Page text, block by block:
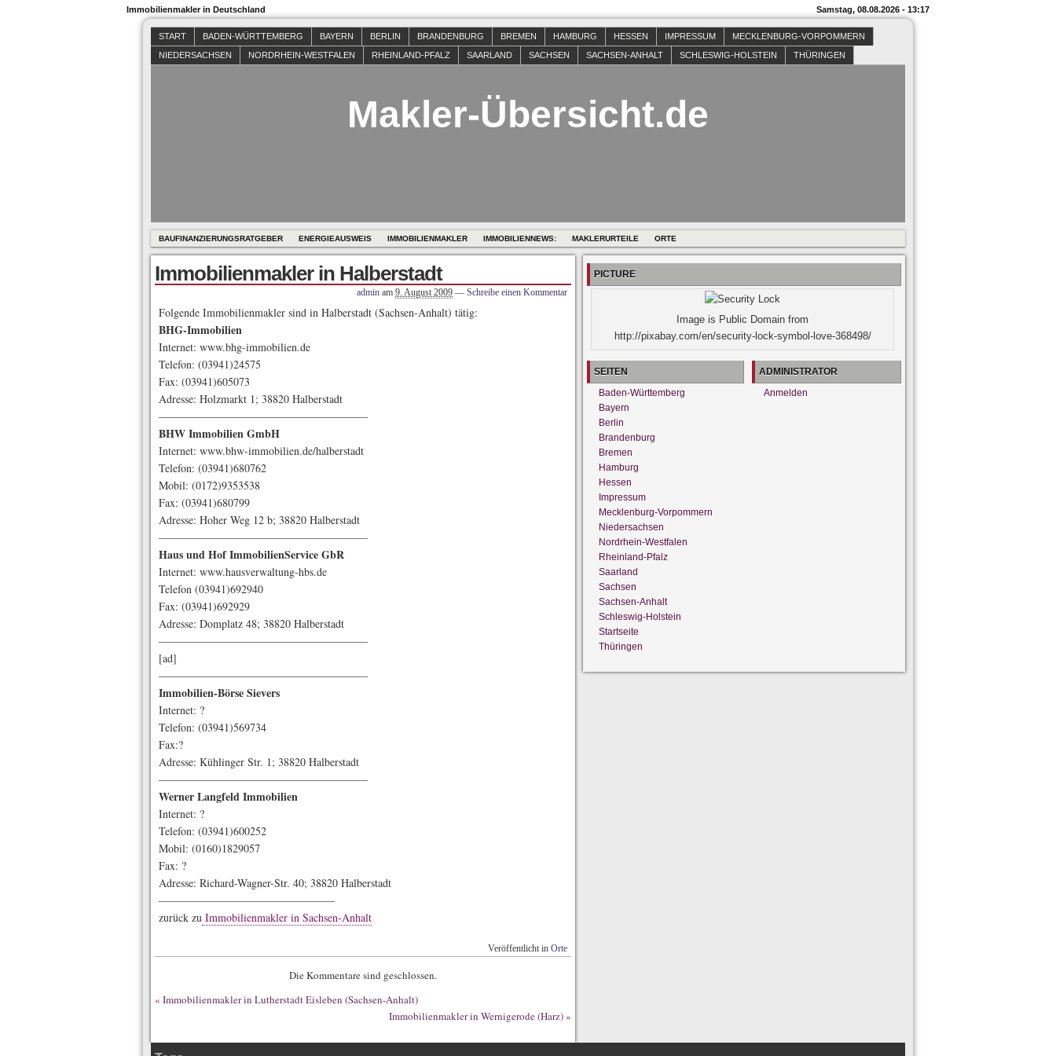
Immobilienmakler in Deutschland Samstag, 08.08.2026 - 13:17
START BADEN-WÜRTTEMBERG BAYERN BERLIN BRANDENBURG BREMEN HAMBURG HESSEN IMPRESSUM
MECKLENBURG-VORPOMMERN
NIEDERSACHSEN
NORDRHEIN-WESTFALEN RHEINLAND-PFALZ SAARLAND SACHSEN SACHSEN-ANHALT SCHLESWIG-HOLSTEIN THÜRINGEN
Makler-Übersicht.de
BAUFINANZIERUNGSRATGEBER ENERGIEAUSWEIS IMMOBILIENMAKLER IMMOBILIENNEWS: MAKLERURTEILE ORTE
Immobilienmakler in Halberstadt
admin am 9. August 2009 — Schreibe einen Kommentar
Folgende Immobilienmakler sind in Halberstadt (Sachsen-Anhalt) tätig:
BHG-Immobilien
Internet: www.bhg-immobilien.de
Telefon: (03941)24575
Fax: (03941)605073
Adresse: Holzmarkt 1; 38820 Halberstadt
———————————————————
BHW Immobilien GmbH
Internet: www.bhw-immobilien.de/halberstadt
Telefon: (03941)680762
Mobil: (0172)9353538
Fax: (03941)680799
Adresse: Hoher Weg 12 b; 38820 Halberstadt
———————————————————
Haus und Hof ImmobilienService GbR
Internet: www.hausverwaltung-hbs.de
Telefon (03941)692940
Fax: (03941)692929
Adresse: Domplatz 48; 38820 Halberstadt
———————————————————
[ad]
———————————————————
Immobilien-Börse Sievers
Internet: ?
Telefon: (03941)569734
Fax:?
Adresse: Kühlinger Str. 1; 38820 Halberstadt
———————————————————
Werner Langfeld Immobilien
Internet: ?
Telefon: (03941)600252
Mobil: (0160)1829057
Fax: ?
Adresse: Richard-Wagner-Str. 40; 38820 Halberstadt
————————————————
zurück zu Immobilienmakler in Sachsen-Anhalt
Veröffentlicht in Orte
Die Kommentare sind geschlossen.
« Immobilienmakler in Lutherstadt Eisleben (Sachsen-Anhalt)
Immobilienmakler in Wernigerode (Harz)»
PICTURE
Image is Public Domain from
http://pixabay.com/en/security-lock-symbol-love-368498/
SEITEN
Baden-Württemberg
Bayern
Berlin
Brandenburg
Bremen
Hamburg
Hessen
Impressum
Mecklenburg-Vorpommern
Niedersachsen
Nordrhein-Westfalen
Rheinland-Pfalz
Saarland
Sachsen
Sachsen-Anhalt
Schleswig-Holstein
Startseite
Thüringen
ADMINISTRATOR
Anmelden